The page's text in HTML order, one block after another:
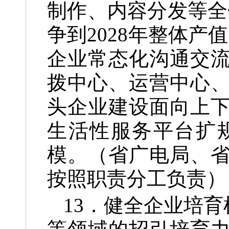
制作、内容分发等
争到2028年整体产
企业常态化沟通交
拨中心、运营中心
头企业建设面向上
生活性服务平台扩
模。（省广电局、
按照职责分工负责）
13．健全企业培